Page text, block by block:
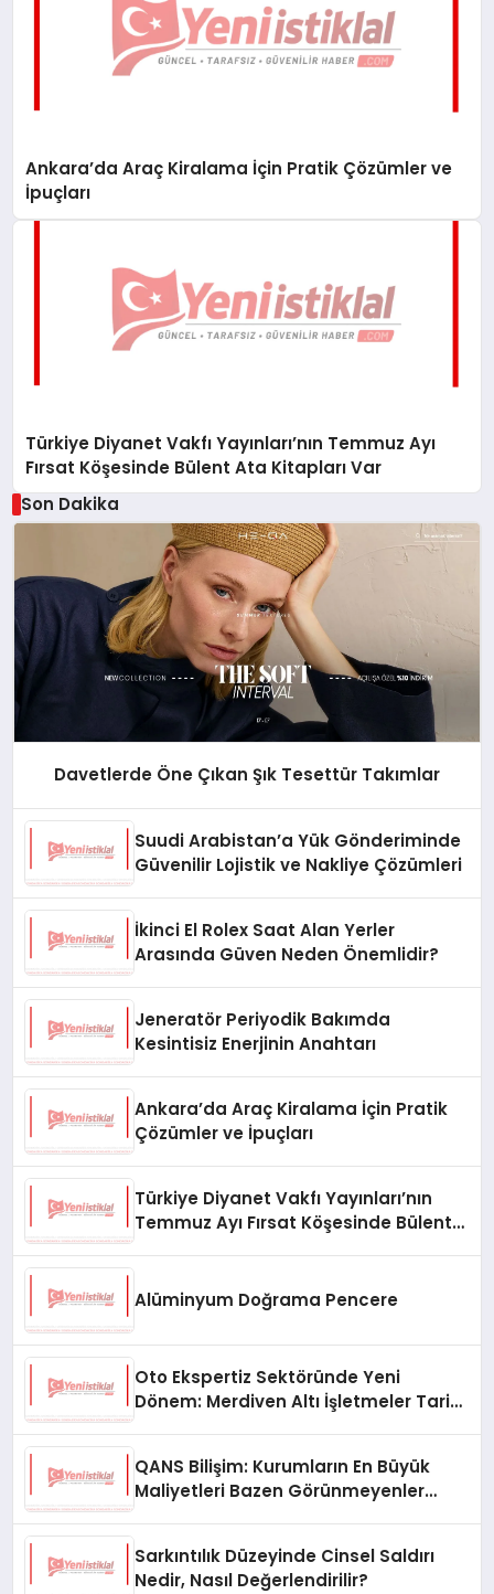
Ankara’da Araç Kiralama İçin Pratik Çözümler ve
İpuçları
Türkiye Diyanet Vakfı Yayınları’nın Temmuz Ayı
Fırsat Köşesinde Bülent Ata Kitapları Var
Son Dakika
Davetlerde Öne Çıkan Şık Tesettür Takımlar
Suudi Arabistan’a Yük Gönderiminde
Güvenilir Lojistik ve Nakliye Çözümleri
İkinci El Rolex Saat Alan Yerler
Arasında Güven Neden Önemlidir?
Jeneratör Periyodik Bakımda
Kesintisiz Enerjinin Anahtarı
Ankara’da Araç Kiralama İçin Pratik
Çözümler ve İpuçları
Türkiye Diyanet Vakfı Yayınları’nın
Temmuz Ayı Fırsat Köşesinde Bülent
Alüminyum Doğrama Pencere
Oto Ekspertiz Sektöründe Yeni
Dönem: Merdiven Altı İşletmeler Tarih
QANS Bilişim: Kurumların En Büyük
Maliyetleri Bazen Görünmeyenler
Sarkıntılık Düzeyinde Cinsel Saldırı
Nedir, Nasıl Değerlendirilir?